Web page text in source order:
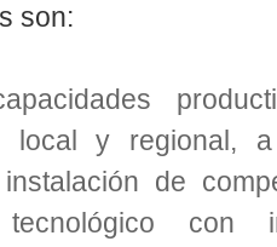
son:
local y regional,
de
tecnológico